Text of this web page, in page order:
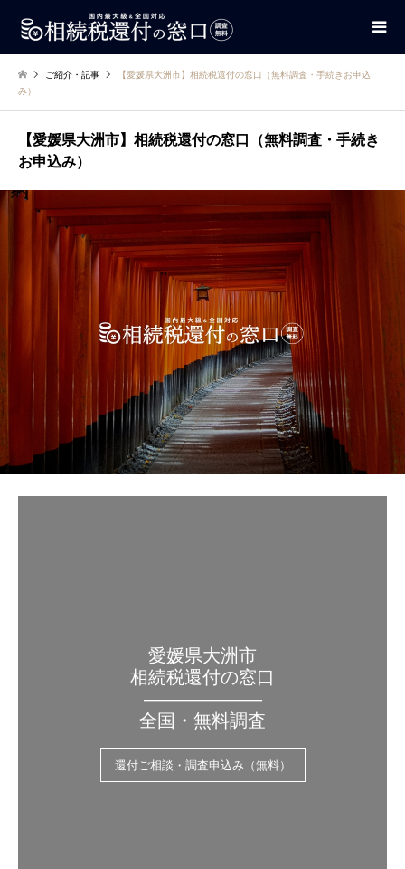
ご紹介・記事
【愛媛県大洲市】相続税還付の窓口（無料調査・手続きお申込
み）
【愛媛県大洲市】相続税還付の窓口（無料調査・手続き
お申込み）
愛媛県大洲市
相続税還付の窓口
——————–
全国・無料調査
還付ご相談・調査申込み（無料）